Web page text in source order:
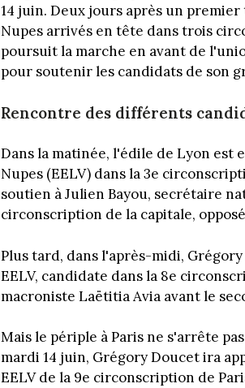
14 juin. Deux jours après un
Nupes arrivés en tête dans trois
poursuit la marche en avant de
pour soutenir les candidats de son
Rencontre des différents
Dans la matinée, l'édile de Lyon est
Nupes (EELV) dans la 3e
soutien à Julien Bayou, secrétaire
circonscription de la capitale,
Plus tard, dans l'après-midi,
EELV, candidate dans la 8e
macroniste Laëtitia Avia avant le
Mais le périple à Paris ne s'arrête
mardi 14 juin, Grégory Doucet ira
EELV de la 9e circonscription de